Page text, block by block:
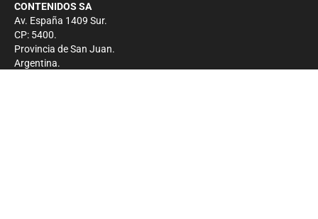
CONTENIDOS SA
Av. España 1409 Sur.
CP: 5400.
Provincia de San Juan.
Argentina.